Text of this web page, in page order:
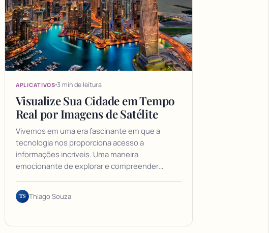
APLICATIVOS 3 min de leitura
Visualize Sua Cidade em Tempo
Real por Imagens de Satélite
Vivemos em uma era fascinante em que a
tecnologia nos proporciona acesso a
informações incríveis. Uma maneira
emocionante de explorar e compreender…
TS Thiago Souza